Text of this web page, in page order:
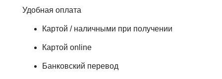
Удобная оплата
Картой / наличными при получении
Картой online
Банковский перевод